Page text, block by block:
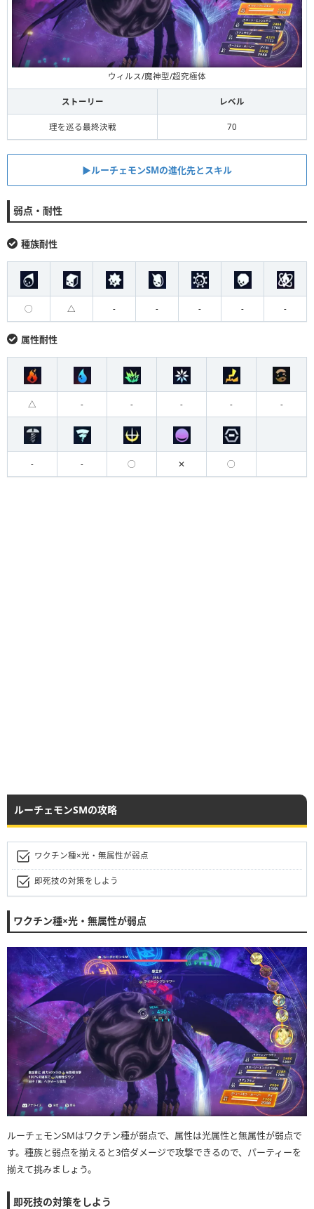
ウィルス/魔神型/超究極体
ストーリー レベル
理を巡る最終決戦 70
▶︎ルーチェモンSMの進化先とスキル
弱点・耐性
種族耐性
◯ △ - - - - -
属性耐性
△ - - - - -
- - ◯ ✕ ◯
ルーチェモンSMの攻略
ワクチン種×光・無属性が弱点
即死技の対策をしよう
ワクチン種×光・無属性が弱点
ルーチェモンSMはワクチン種が弱点で、属性は光属性と無属性が弱点で
す。種族と弱点を揃えると3倍ダメージで攻撃できるので、パーティーを
揃えて挑みましょう。
即死技の対策をしよう